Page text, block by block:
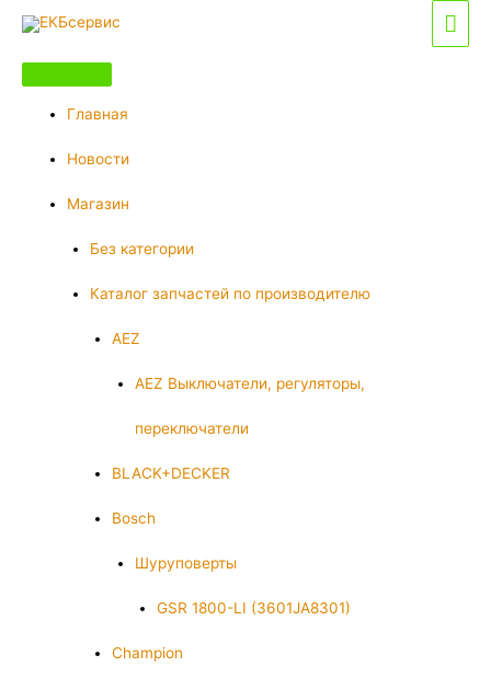
Перейти
содержимому
Главная
Новости
Магазин
Без категории
Каталог запчастей по производителю
AEZ
AEZ Выключатели, регуляторы,
переключатели
BLACK+DECKER
Bosch
Шуруповерты
GSR 1800-LI (3601JA8301)
Champion